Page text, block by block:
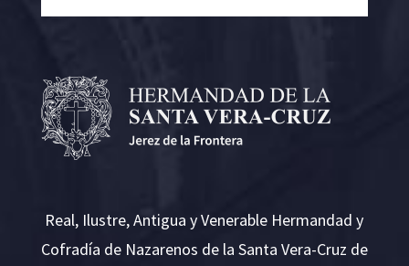
Real, Ilustre, Antigua y Venerable Hermandad y
Cofradía de Nazarenos de la Santa Vera-Cruz de